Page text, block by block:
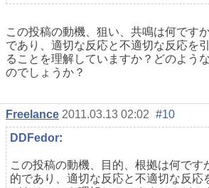
この投稿の動機、狙い、共鳴は何です
であり、適切な反応と不適切な反応を
ることを理解していますか？どのよう
のでしょうか？
Freelance 2011.03.13 02:02 #10
DDFedor:
この投稿の動機、目的、根拠は何です
的であり、適切な反応と不適切な反応